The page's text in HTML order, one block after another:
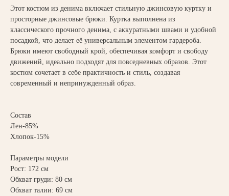
Этот костюм из денима включает стильную джинсовую куртку и
просторные джинсовые брюки. Куртка выполнена из
классического прочного денима, с аккуратными швами и удобной
посадкой, что делает её универсальным элементом гардероба.
Брюки имеют свободный крой, обеспечивая комфорт и свободу
движений, идеально подходят для повседневных образов. Этот
костюм сочетает в себе практичность и стиль, создавая
современный и непринужденный образ.
Состав
Лен-85%
Хлопок-15%
Параметры модели
Рост: 172 см
Обхват груди: 80 см
Обхват талии: 69 см
НАПИСАТЬ В TELEGRAM